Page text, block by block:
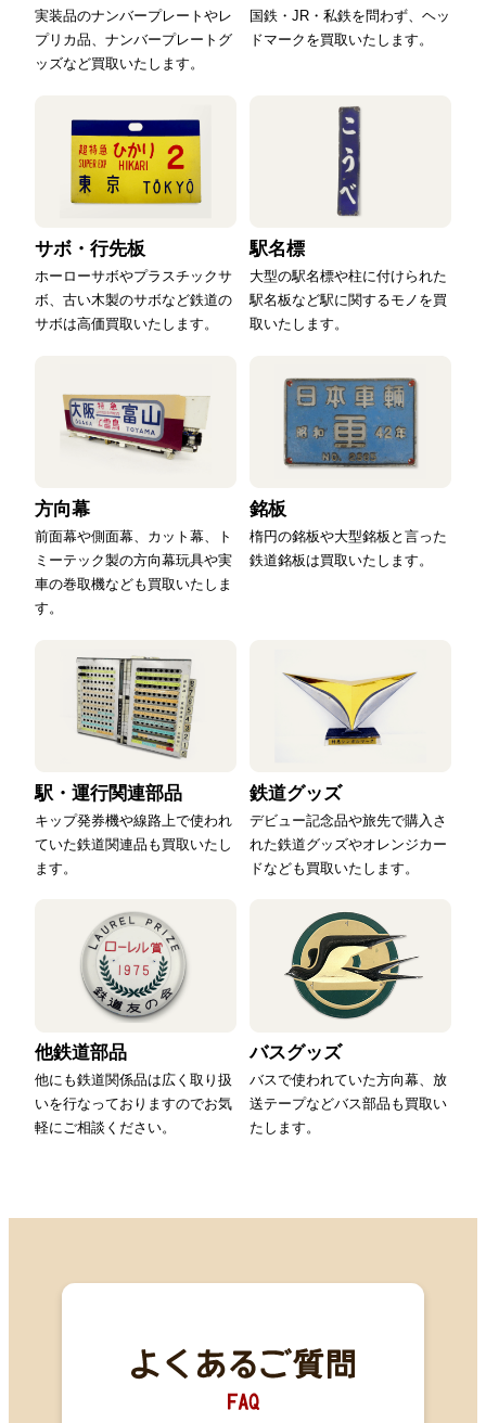
実装品のナンバープレートやレ
プリカ品、ナンバープレートグ
ッズなど買取いたします。
国鉄・JR・私鉄を問わず、ヘッ
ドマークを買取いたします。
サボ・行先板
ホーローサボやプラスチックサ
ボ、古い木製のサボなど鉄道の
サボは高価買取いたします。
駅名標
大型の駅名標や柱に付けられた
駅名板など駅に関するモノを買
取いたします。
方向幕
前面幕や側面幕、カット幕、ト
ミーテック製の方向幕玩具や実
車の巻取機なども買取いたしま
す。
銘板
楕円の銘板や大型銘板と言った
鉄道銘板は買取いたします。
駅・運行関連部品
キップ発券機や線路上で使われ
ていた鉄道関連品も買取いたし
ます。
鉄道グッズ
デビュー記念品や旅先で購入さ
れた鉄道グッズやオレンジカー
ドなども買取いたします。
他鉄道部品
他にも鉄道関係品は広く取り扱
いを行なっておりますのでお気
軽にご相談ください。
バスグッズ
バスで使われていた方向幕、放
送テープなどバス部品も買取い
たします。